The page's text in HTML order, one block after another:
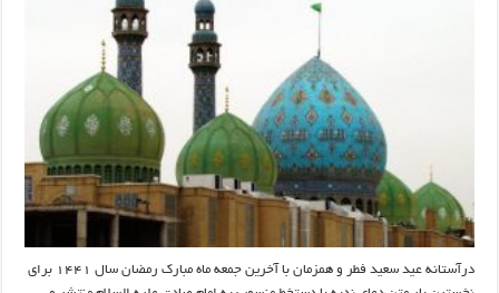
درآستانه عید سعید فطر و همزمان با آخرین جمعه ماه مبارک رمضان سال ۱۴۴۱ برای